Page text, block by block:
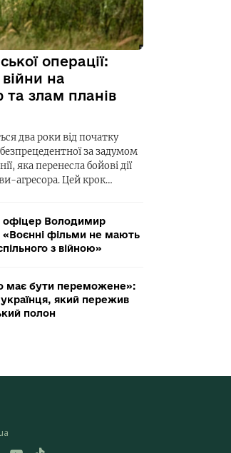
операції:
на
злам планів
два роки від початку
за задумом
яка перенесла бойові дії
агресора. Цей крок…
офіцер Володимир
фільми не мають
з війною»
має бути переможене»:
українця, який пережив
полон